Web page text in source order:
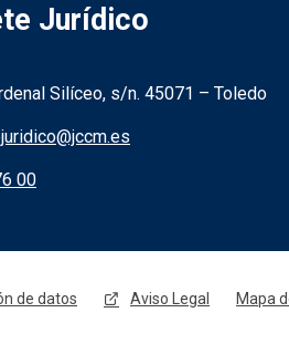
Jurídico
de la
Silíceo, s/n. 45071 – Toledo
00
de datos Aviso Legal Mapa